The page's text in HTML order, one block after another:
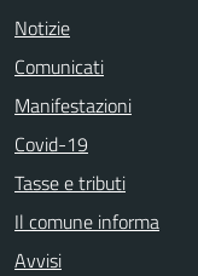
Notizie
Comunicati
Manifestazioni
Covid-19
Tasse e tributi
Il comune informa
Avvisi